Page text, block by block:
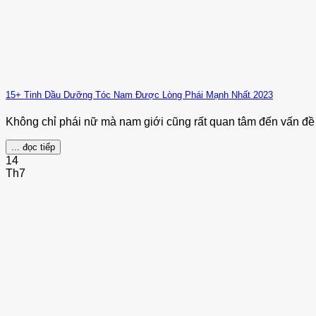
15+ Tinh Dầu Dưỡng Tóc Nam Được Lòng Phái Mạnh Nhất 2023
Không chỉ phái nữ mà nam giới cũng rất quan tâm đến vấn đề
... đọc tiếp
14
Th7